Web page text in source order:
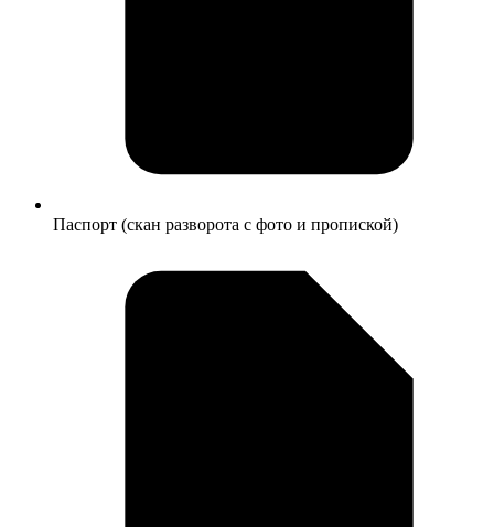
Паспорт (скан разворота с фото и пропиской)